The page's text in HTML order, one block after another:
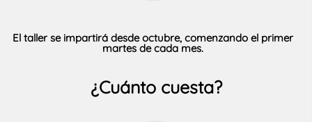
El taller se impartirá desde octubre, comenzando el primer
martes de cada mes.
¿Cuánto cuesta?